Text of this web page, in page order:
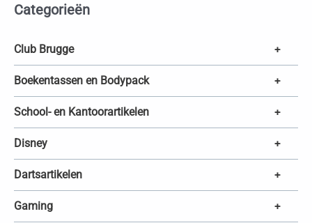
n
z
k
e
n
Categorieën
Club Brugge +
Boekentassen en Bodypack +
School- en Kantoorartikelen +
Disney +
Dartsartikelen +
Gaming +